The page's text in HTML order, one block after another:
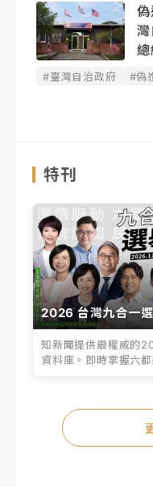
#臺灣自治政府 #偽
特刊
2026 台灣九合一
知新聞提供最權威的
資料庫。即時掌握六